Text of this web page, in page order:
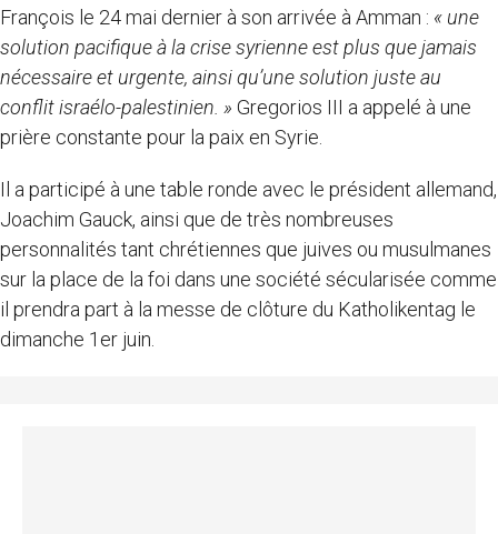
François le 24 mai dernier à son arrivée à Amman : « une
solution pacifique à la crise syrienne est plus que jamais
nécessaire et urgente, ainsi qu’une solution juste au
conflit israélo-palestinien. » Gregorios III a appelé à une
prière constante pour la paix en Syrie.
Il a participé à une table ronde avec le président allemand,
Joachim Gauck, ainsi que de très nombreuses
personnalités tant chrétiennes que juives ou musulmanes
sur la place de la foi dans une société sécularisée comme
il prendra part à la messe de clôture du Katholikentag le
dimanche 1er juin.